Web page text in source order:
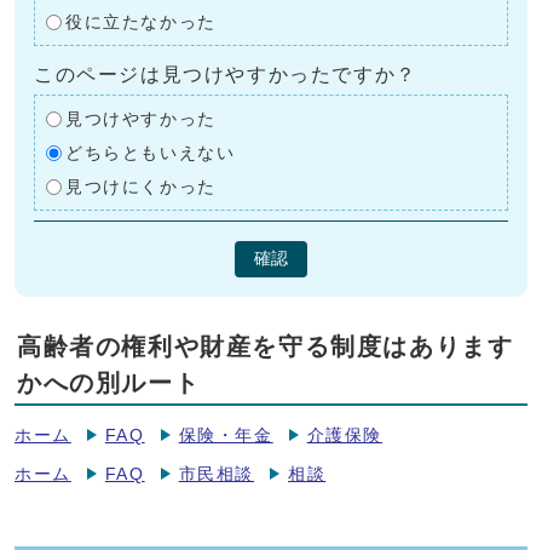
役に立たなかった
このページは見つけやすかったですか？
見つけやすかった
どちらともいえない
見つけにくかった
確認
高齢者の権利や財産を守る制度はあります
かへの別ルート
ホーム FAQ 保険・年金 介護保険
ホーム FAQ 市民相談 相談